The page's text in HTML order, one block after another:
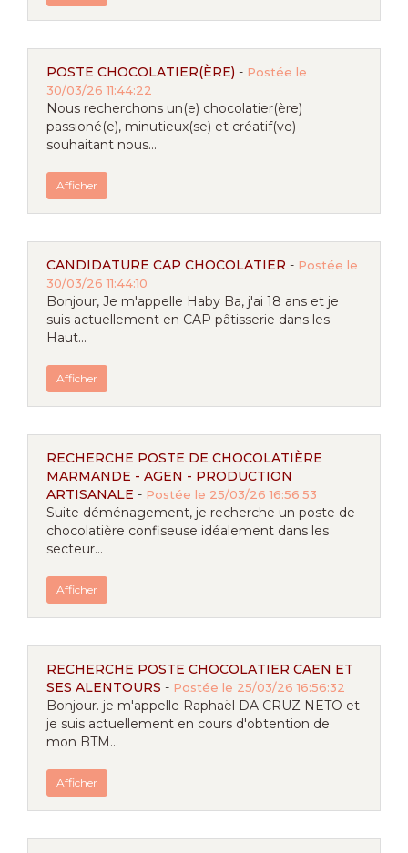
POSTE CHOCOLATIER(ÈRE) - Postée le
30/03/26 11:44:22
Nous recherchons un(e) chocolatier(ère)
passioné(e), minutieux(se) et créatif(ve)
souhaitant nous...
Afficher
CANDIDATURE CAP CHOCOLATIER - Postée le
30/03/26 11:44:10
Bonjour, Je m'appelle Haby Ba, j'ai 18 ans et je
suis actuellement en CAP pâtisserie dans les
Haut...
Afficher
RECHERCHE POSTE DE CHOCOLATIÈRE
MARMANDE - AGEN - PRODUCTION
ARTISANALE - Postée le 25/03/26 16:56:53
Suite déménagement, je recherche un poste de
chocolatière confiseuse idéalement dans les
secteur...
Afficher
RECHERCHE POSTE CHOCOLATIER CAEN ET
SES ALENTOURS - Postée le 25/03/26 16:56:32
Bonjour. je m'appelle Raphaël DA CRUZ NETO et
je suis actuellement en cours d'obtention de
mon BTM...
Afficher